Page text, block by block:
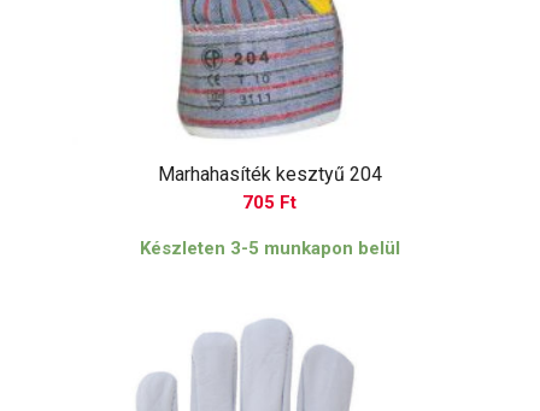
Marhahasíték kesztyű 204
705 Ft
Készleten 3-5 munkapon belül